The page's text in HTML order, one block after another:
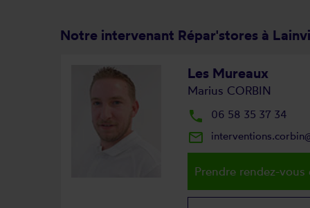
Notre intervenant Répar'stores à
Les Mureaux
Marius CORBIN
local_phone 06 58 35 37 34
mail_outline
Prendre rendez-vous